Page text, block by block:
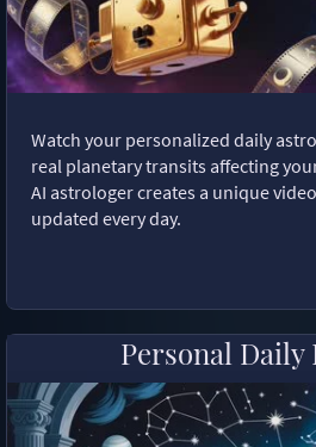
Watch your personalized daily
real planetary transits affecting
AI astrologer creates a unique
updated every day.
Personal Daily